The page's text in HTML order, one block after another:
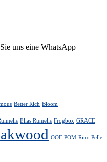
uns eine WhatsApp
Better Rich Bloom
Elias Rumelis Frogbox GRACE
OOF POM Rino Pelle